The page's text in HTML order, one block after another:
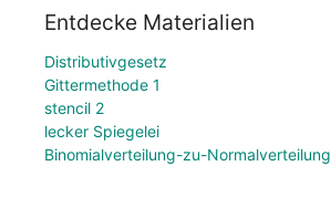
Entdecke Materialien
Distributivgesetz
Gittermethode 1
stencil 2
lecker Spiegelei
Binomialverteilung-zu-Normalverteilung